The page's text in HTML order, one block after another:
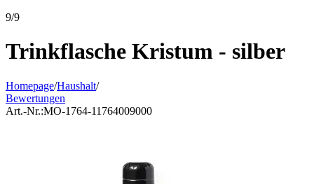
9/9
Trinkflasche Kristum - silber
Homepage/Haushalt/
Bewertungen
Art.-Nr.:MO-1764-11764009000